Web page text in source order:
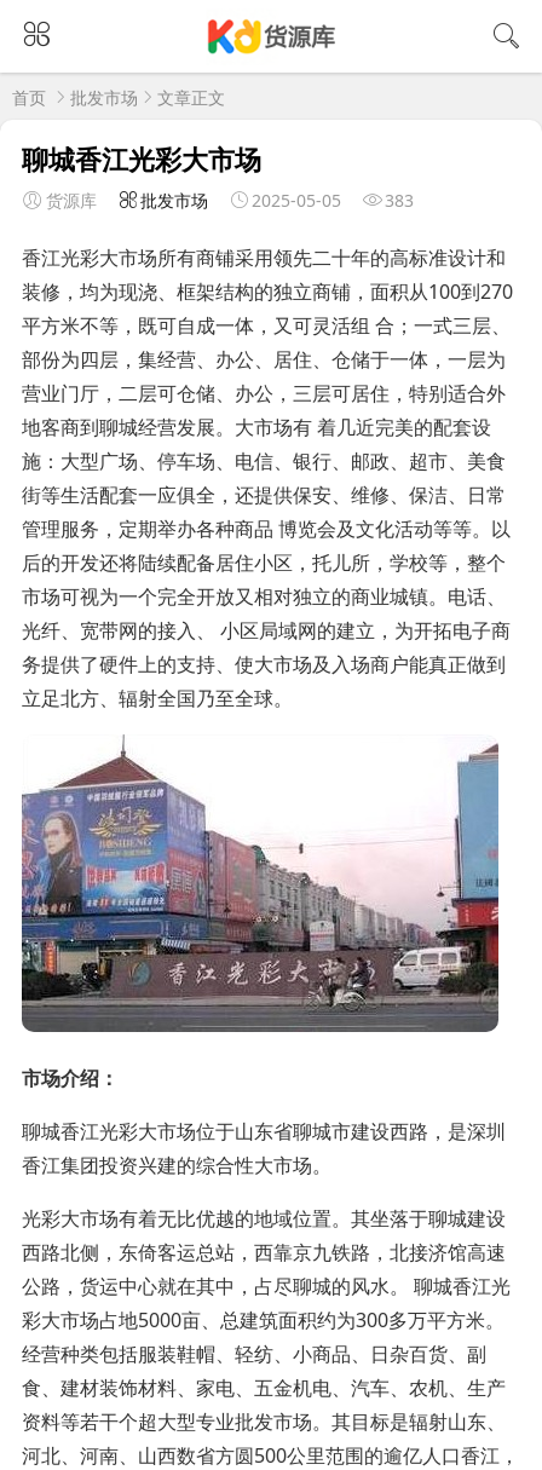
首页 批发市场 文章正文
聊城香江光彩大市场
货源库 批发市场 2025-05-05 383
香江光彩大市场所有商铺采用领先二十年的高标准设计和
装修，均为现浇、框架结构的独立商铺，面积从100到270
平方米不等，既可自成一体，又可灵活组 合；一式三层、
部份为四层，集经营、办公、居住、仓储于一体，一层为
营业门厅，二层可仓储、办公，三层可居住，特别适合外
地客商到聊城经营发展。大市场有 着几近完美的配套设
施：大型广场、停车场、电信、银行、邮政、超市、美食
街等生活配套一应俱全，还提供保安、维修、保洁、日常
管理服务，定期举办各种商品 博览会及文化活动等等。以
后的开发还将陆续配备居住小区，托儿所，学校等，整个
市场可视为一个完全开放又相对独立的商业城镇。电话、
光纤、宽带网的接入、 小区局域网的建立，为开拓电子商
务提供了硬件上的支持、使大市场及入场商户能真正做到
立足北方、辐射全国乃至全球。
市场介绍：
聊城香江光彩大市场位于山东省聊城市建设西路，是深圳
香江集团投资兴建的综合性大市场。
光彩大市场有着无比优越的地域位置。其坐落于聊城建设
西路北侧，东倚客运总站，西靠京九铁路，北接济馆高速
公路，货运中心就在其中，占尽聊城的风水。 聊城香江光
彩大市场占地5000亩、总建筑面积约为300多万平方米。
经营种类包括服装鞋帽、轻纺、小商品、日杂百货、副
食、建材装饰材料、家电、五金机电、汽车、农机、生产
资料等若干个超大型专业批发市场。其目标是辐射山东、
河北、河南、山西数省方圆500公里范围的逾亿人口香江，